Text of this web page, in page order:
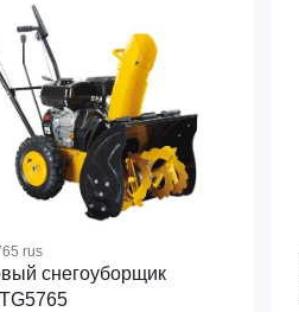
rus
снегоуборщик